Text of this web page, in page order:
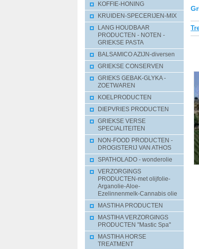
KOFFIE-HONING
KRUIDEN-SPECERIJEN-MIX
LANG HOUDBAAR
PRODUCTEN - NOTEN -
GRIEKSE PASTA
BALSAMICO AZIJN-diversen
GRIEKSE CONSERVEN
GRIEKS GEBAK-GLYKA -
ZOETWAREN
KOELPRODUCTEN
DIEPVRIES PRODUCTEN
GRIEKSE VERSE
SPECIALITEITEN
NON-FOOD PRODUCTEN -
DROGISTERIJ VAN ATHOS
SPATHOLADO - wonderolie
VERZORGINGS
PRODUCTEN-met olijfolie-
Arganolie-Aloe-
Ezelinnenmelk-Cannabis olie
MASTIHA PRODUCTEN
MASTIHA VERZORGINGS
PRODUCTEN "Mastic Spa"
MASTIHA HORSE
TREATMENT